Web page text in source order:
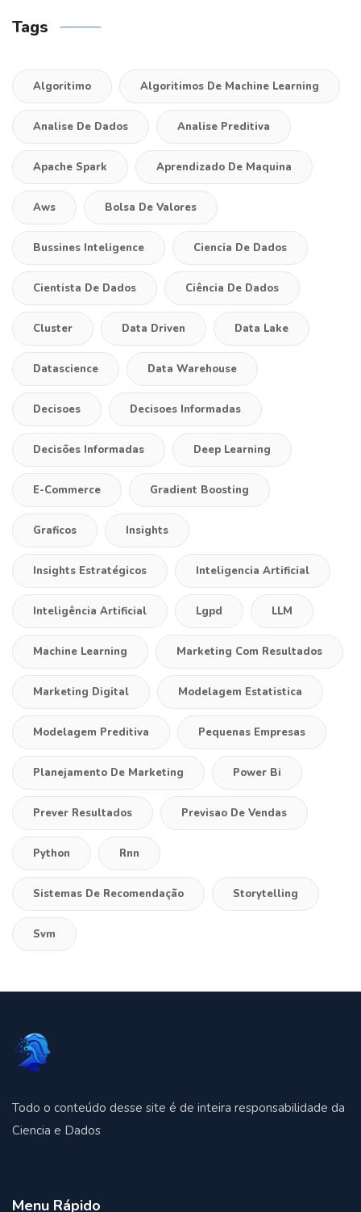
Tags
Algoritimo Algoritimos De Machine Learning
Analise De Dados Analise Preditiva
Apache Spark Aprendizado De Maquina
Aws Bolsa De Valores
Bussines Inteligence Ciencia De Dados
Cientista De Dados Ciência De Dados
Cluster Data Driven Data Lake
Datascience Data Warehouse
Decisoes Decisoes Informadas
Decisões Informadas Deep Learning
E-Commerce Gradient Boosting
Graficos Insights
Insights Estratégicos Inteligencia Artificial
Inteligência Artificial Lgpd LLM
Machine Learning Marketing Com Resultados
Marketing Digital Modelagem Estatistica
Modelagem Preditiva Pequenas Empresas
Planejamento De Marketing Power Bi
Prever Resultados Previsao De Vendas
Python Rnn
Sistemas De Recomendação Storytelling
Svm
Todo o conteúdo desse site é de inteira responsabilidade da
Ciencia e Dados
Menu Rápido